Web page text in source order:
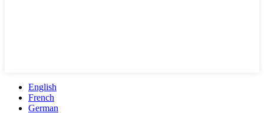
English
French
German